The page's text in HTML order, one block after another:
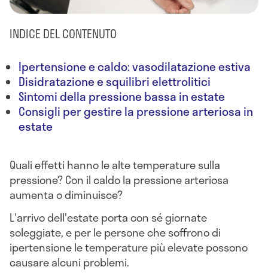
INDICE DEL CONTENUTO
Ipertensione e caldo: vasodilatazione estiva
Disidratazione e squilibri elettrolitici
Sintomi della pressione bassa in estate
Consigli per gestire la pressione arteriosa in
estate
Quali effetti hanno le alte temperature sulla
pressione? Con il caldo la pressione arteriosa
aumenta o diminuisce?
L'arrivo dell'estate porta con sé giornate
soleggiate, e per le persone che soffrono di
ipertensione le temperature più elevate possono
causare alcuni problemi.